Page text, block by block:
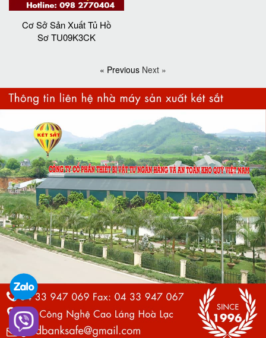
Cơ Sở Sản Xuất Tủ Hồ
Sơ TU09K3CK
« Previous Next »